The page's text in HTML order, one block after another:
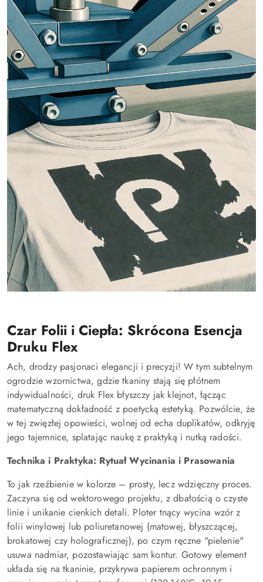
Czar Folii i Ciepła: Skrócona Esencja
Druku Flex
Ach, drodzy pasjonaci elegancji i precyzji! W tym subtelnym
ogrodzie wzornictwa, gdzie tkaniny stają się płótnem
indywidualności, druk Flex błyszczy jak klejnot, łącząc
matematyczną dokładność z poetycką estetyką. Pozwólcie, że
w tej zwięzłej opowieści, wolnej od echa duplikatów, odkryję
jego tajemnice, splatając naukę z praktyką i nutką radości.
Technika i Praktyka: Rytuał Wycinania i Prasowania
To jak rzeźbienie w kolorze – prosty, lecz wdzięczny proces.
Zaczyna się od wektorowego projektu, z dbałością o czyste
linie i unikanie cienkich detali. Ploter tnący wycina wzór z
folii winylowej lub poliuretanowej (matowej, błyszczącej,
brokatowej czy holograficznej), po czym ręczne "pielenie"
usuwa nadmiar, pozostawiając sam kontur. Gotowy element
układa się na tkaninie, przykrywa papierem ochronnym i